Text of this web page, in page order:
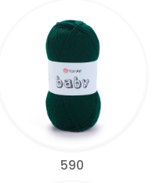
590